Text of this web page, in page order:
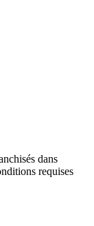
dans
requises